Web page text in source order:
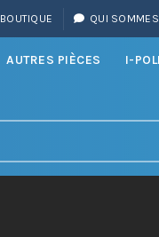
BOUTIQUE QUI
AUTRES PIÈCES I-